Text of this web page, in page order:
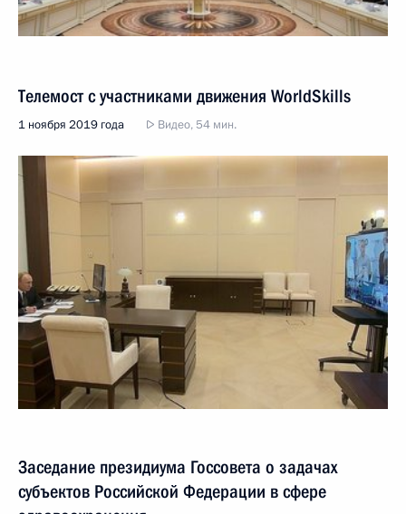
Телемост с участниками движения WorldSkills
1 ноября 2019 года Видео, 54 мин.
Заседание президиума Госсовета о задачах
субъектов Российской Федерации в сфере